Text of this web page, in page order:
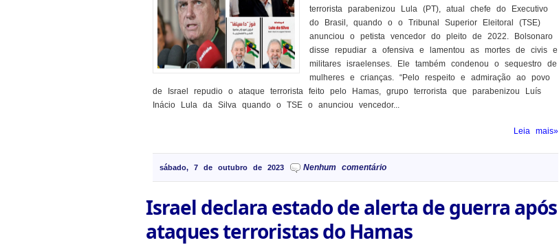
terrorista parabenizou Lula (PT), atual chefe do Executivo
do Brasil, quando o o Tribunal Superior Eleitoral (TSE)
anunciou o petista vencedor do pleito de 2022. Bolsonaro
disse repudiar a ofensiva e lamentou as mortes de civis e
militares israelenses. Ele também condenou o sequestro de
mulheres e crianças. “Pelo respeito e admiração ao povo
de Israel repudio o ataque terrorista feito pelo Hamas, grupo terrorista que parabenizou Luís
Inácio Lula da Silva quando o TSE o anunciou vencedor...
Leia mais»
sábado, 7 de outubro de 2023 Nenhum comentário
Israel declara estado de alerta de guerra após
ataques terroristas do Hamas